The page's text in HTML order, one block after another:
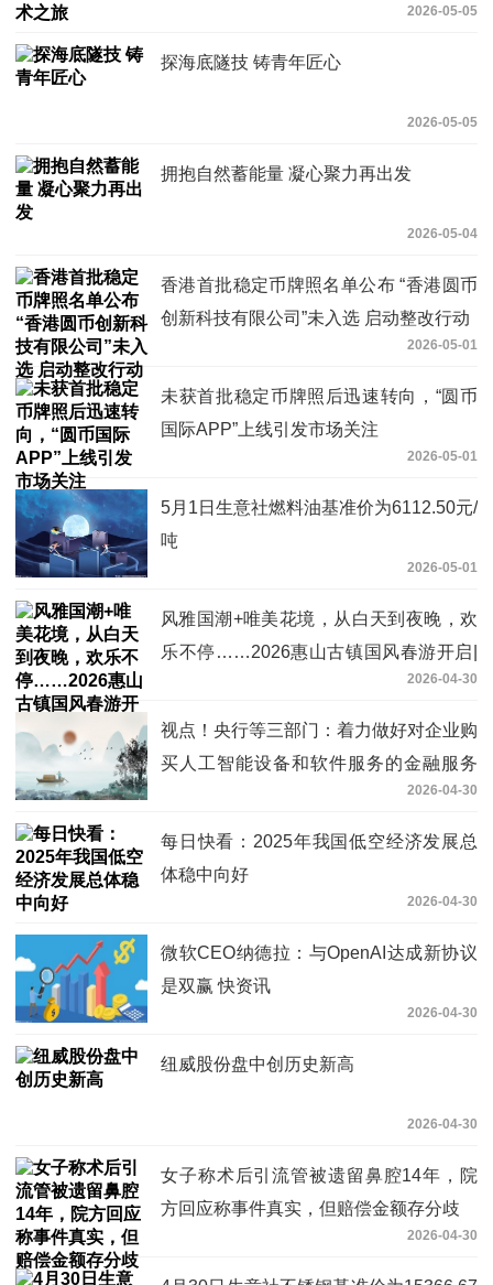
2026-05-05
探海底隧技 铸青年匠心
2026-05-05
拥抱自然蓄能量 凝心聚力再出发
2026-05-04
香港首批稳定币牌照名单公布 “香港圆币
创新科技有限公司”未入选 启动整改行动
2026-05-01
未获首批稳定币牌照后迅速转向，“圆币
国际APP”上线引发市场关注
2026-05-01
5月1日生意社燃料油基准价为6112.50元/
吨
2026-05-01
风雅国潮+唯美花境，从白天到夜晚，欢
乐不停……2026惠山古镇国风春游开启|
2026-04-30
视点！央行等三部门：着力做好对企业购
买人工智能设备和软件服务的金融服务
2026-04-30
每日快看：2025年我国低空经济发展总
体稳中向好
2026-04-30
微软CEO纳德拉：与OpenAI达成新协议
是双赢 快资讯
2026-04-30
纽威股份盘中创历史新高
2026-04-30
女子称术后引流管被遗留鼻腔14年，院
方回应称事件真实，但赔偿金额存分歧
2026-04-30